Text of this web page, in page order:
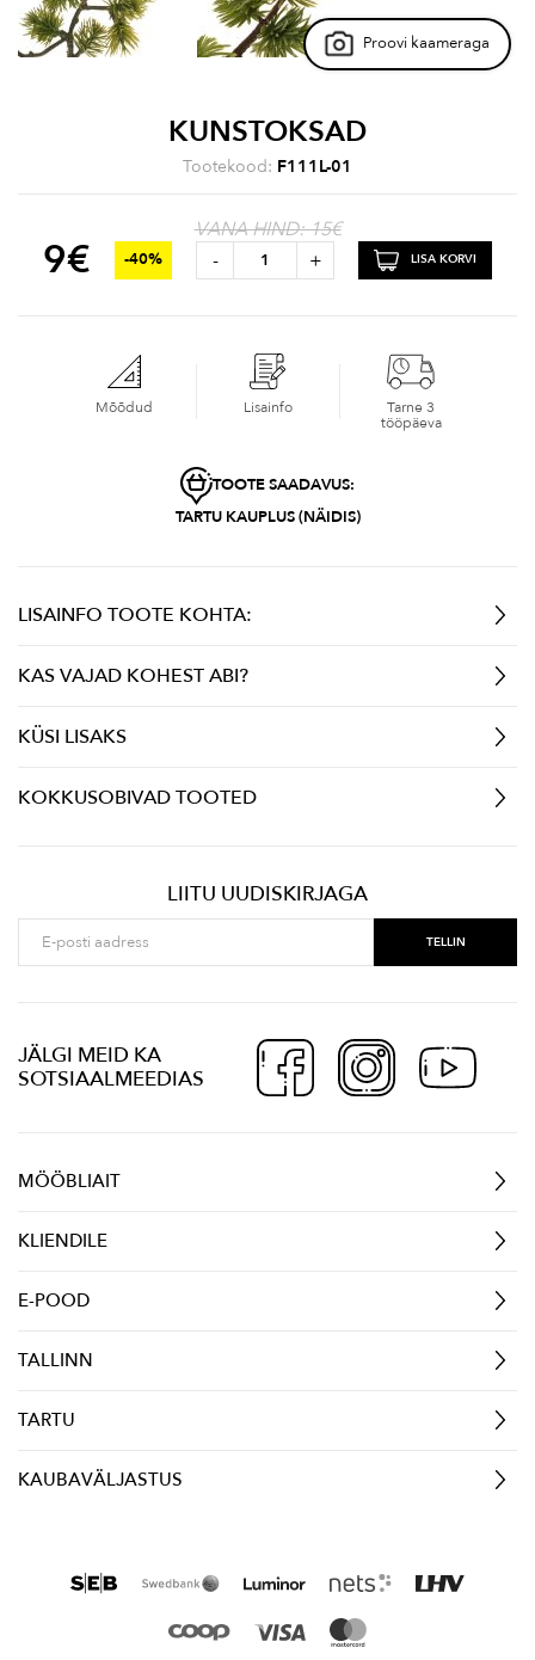
Proovi kaameraga
KUNSTOKSAD
Tootekood: F111L-01
VANA HIND: 15€
9€ -40% - + LISA KORVI
Mõõdud Lisainfo
Tarne 3
tööpäeva
TOOTE SAADAVUS:
TARTU KAUPLUS (NÄIDIS)
LISAINFO TOOTE KOHTA:
KAS VAJAD KOHEST ABI?
KÜSI LISAKS
KOKKUSOBIVAD TOOTED
LIITU UUDISKIRJAGA
JÄLGI MEID KA
SOTSIAALMEEDIAS
MÖÖBLIAIT
KLIENDILE
E-POOD
TALLINN
TARTU
KAUBAVÄLJASTUS